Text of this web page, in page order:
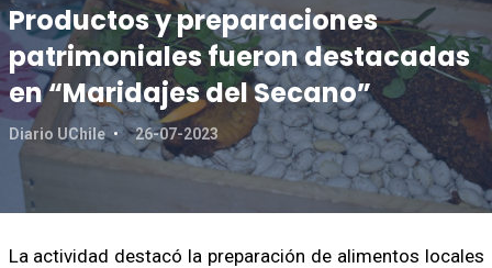
Productos y preparaciones
patrimoniales fueron destacadas
en “Maridajes del Secano”
Diario UChile 26-07-2023
La actividad destacó la preparación de alimentos locales